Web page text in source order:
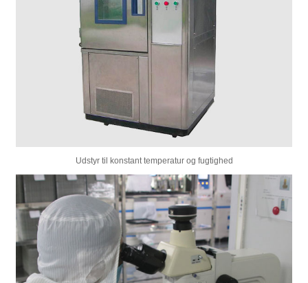
Udstyr til konstant temperatur og fugtighed